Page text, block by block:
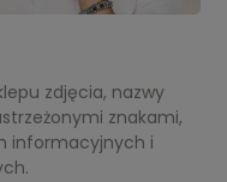
zdjęcia, nazwy
znakami,
informacyjnych i